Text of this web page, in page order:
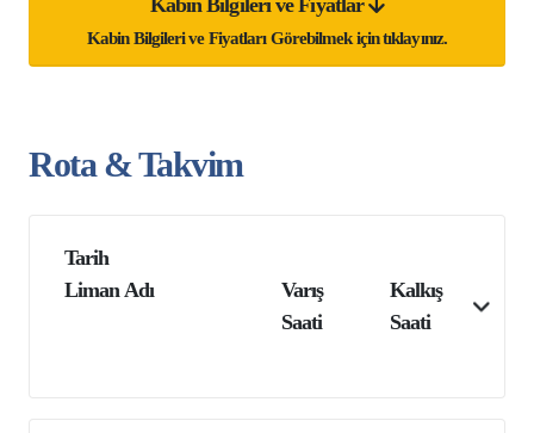
Kabin Bilgileri ve Fiyatlar
Kabin Bilgileri ve Fiyatları Görebilmek için tıklayınız.
Rota & Takvim
Tarih
Liman Adı
Varış
Saati
Kalkış
Saati